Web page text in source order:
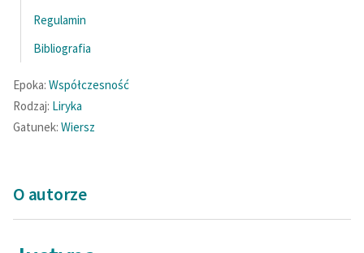
Regulamin
Bibliografia
Epoka: Współczesność
Rodzaj: Liryka
Gatunek: Wiersz
O autorze